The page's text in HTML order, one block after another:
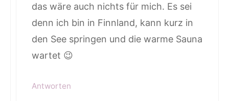
das wäre auch nichts für mich. Es sei
denn ich bin in Finnland, kann kurz in
den See springen und die warme Sauna
wartet 😉
Antworten